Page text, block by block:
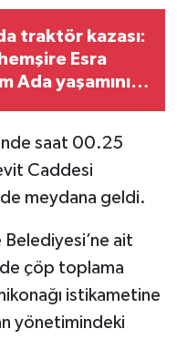
traktör kazası:
Esra
Ada yaşamını
saat 00.25
Caddesi
meydana geldi.
ait
çöp toplama
istikametine
yönetimindeki